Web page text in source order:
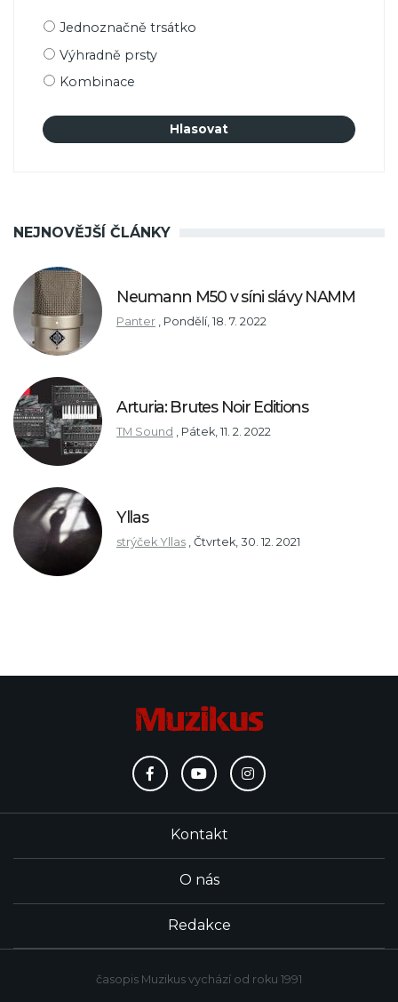
Možnosti
Jednoznačně trsátko
Výhradně prsty
Kombinace
NEJNOVĚJŠÍ ČLÁNKY
Neumann M50 v síni slávy NAMM
Panter Pondělí, 18. 7. 2022
Arturia: Brutes Noir Editions
TM Sound Pátek, 11. 2. 2022
Yllas
strýček Yllas Čtvrtek, 30. 12. 2021
Kontakt
O nás
Redakce
časopis Muzikus vychází od roku 1991